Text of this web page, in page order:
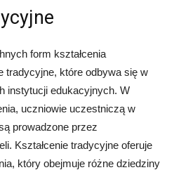
form kształcenia
tradycyjne, które odbywa się w
instytucji edukacyjnych. W
uczniowie uczestniczą w
prowadzone przez
Kształcenie tradycyjne oferuje
który obejmuje różne dziedziny